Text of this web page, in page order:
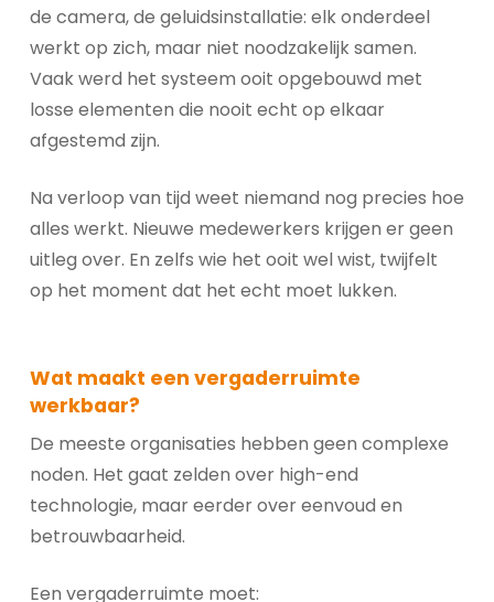
de camera, de geluidsinstallatie: elk onderdeel
werkt op zich, maar niet noodzakelijk samen.
Vaak werd het systeem ooit opgebouwd met
losse elementen die nooit echt op elkaar
afgestemd zijn.
Na verloop van tijd weet niemand nog precies hoe
alles werkt. Nieuwe medewerkers krijgen er geen
uitleg over. En zelfs wie het ooit wel wist, twijfelt
op het moment dat het echt moet lukken.
Wat maakt een vergaderruimte
werkbaar?
De meeste organisaties hebben geen complexe
noden. Het gaat zelden over high-end
technologie, maar eerder over eenvoud en
betrouwbaarheid.
Een vergaderruimte moet: